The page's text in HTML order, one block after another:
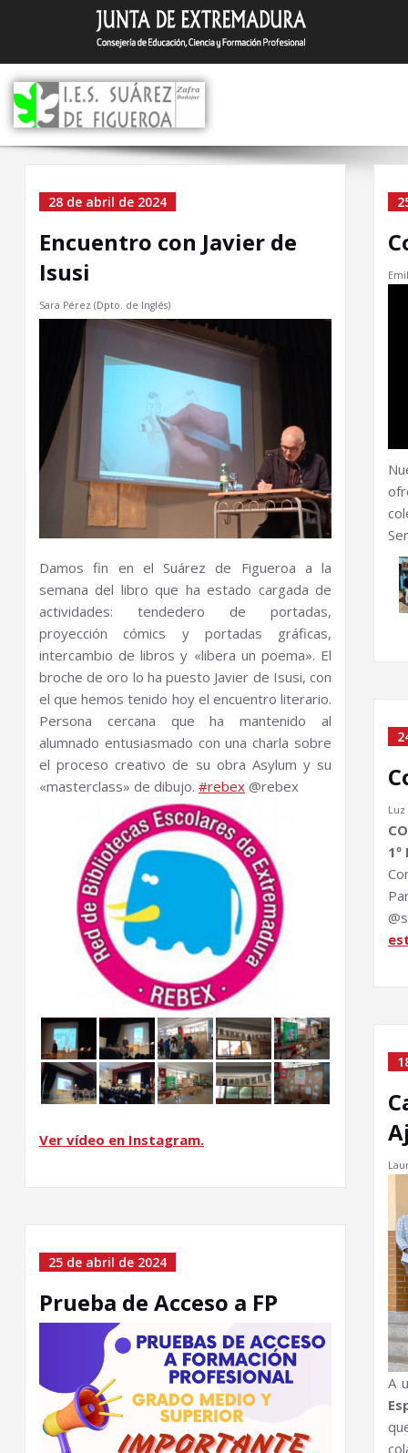
Saltar
contenido
Categoría el Sin
28 de abril de 2024
Encuentro con Javier de
Isusi
Sara Pérez (Dpto. de Inglés)
Damos fin en el Suárez de Figueroa a la
semana del libro que ha estado cargada de
actividades: tendedero de portadas,
proyección cómics y portadas gráficas,
intercambio de libros y «libera un poema». El
broche de oro lo ha puesto Javier de Isusi, con
el que hemos tenido hoy el encuentro literario.
Persona cercana que ha mantenido al
alumnado entusiasmado con una charla sobre
el proceso creativo de su obra Asylum y su
«masterclass» de dibujo. #rebex @rebex
Ver vídeo en Instagram.
25 de abril de 2024
Prueba de Acceso a FP
Luz
1º
A